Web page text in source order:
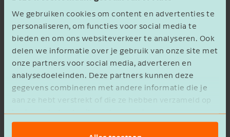
We gebruiken cookies om content en advertenties te
personaliseren, om functies voor social media te
bieden en om ons websiteverkeer te analyseren. Ook
delen we informatie over je gebruik van onze site met
onze partners voor social media, adverteren en
analysedoeleinden. Deze partners kunnen deze
gegevens combineren met andere informatie die je
aan ze hebt verstrekt of die ze hebben verzameld op
basis van het gebruik van hun services.
Ik ga akkoord met hetprivacy statement
Verzenden